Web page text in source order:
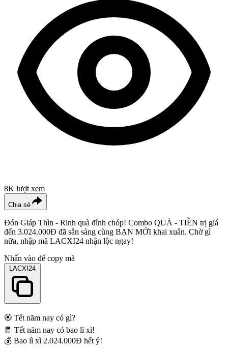
8K lượt xem
Chia sẻ
Đón Giáp Thìn - Rinh quà đỉnh chóp! Combo QUÀ - TIỀN trị giá
đến 3.024.000Đ đã sẵn sàng cùng BẠN MỚI khai xuân. Chờ gì
nữa, nhập mã LACXI24 nhận lộc ngay!
Nhấn vào để copy mã
LACXI24
🏵️ Tết năm nay có gì?
🧧 Tết năm nay có bao lì xì!
💰 Bao lì xì 2.024.000Đ hết ý!